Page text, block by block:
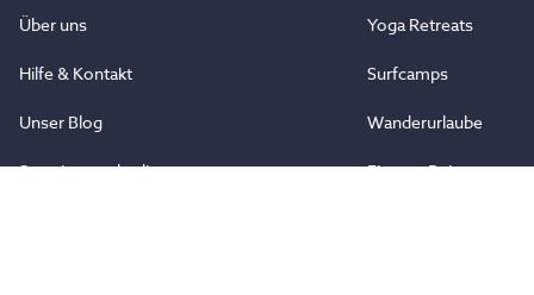
Über uns
Hilfe & Kontakt
Unser Blog
Stornierungsbedingungen
Yoga Retreats
Surfcamps
Wanderurlaube
Fitness-Reisen